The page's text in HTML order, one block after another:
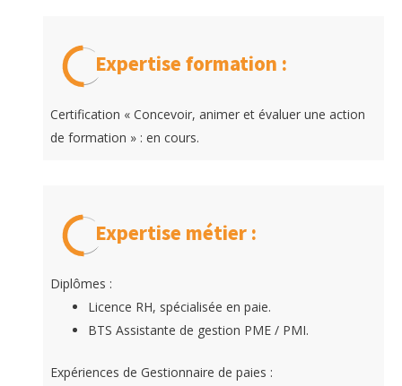
Expertise formation :
Certification « Concevoir, animer et évaluer une action
de formation » : en cours.
Expertise métier :
Diplômes :
Licence RH, spécialisée en paie.
BTS Assistante de gestion PME / PMI.
Expériences de Gestionnaire de paies :